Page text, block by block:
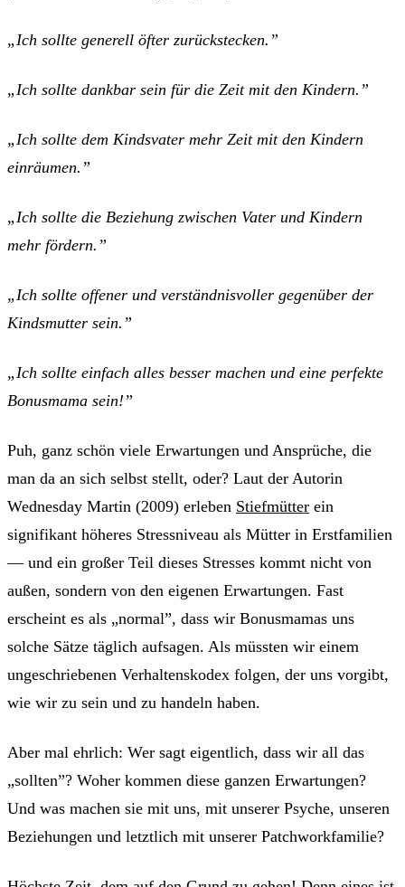
„Ich sollte generell öfter zurückstecken.”
„Ich sollte dankbar sein für die Zeit mit den Kindern.”
„Ich sollte dem Kindsvater mehr Zeit mit den Kindern
einräumen.”
„Ich sollte die Beziehung zwischen Vater und Kindern
mehr fördern.”
„Ich sollte offener und verständnisvoller gegenüber der
Kindsmutter sein.”
„Ich sollte einfach alles besser machen und eine perfekte
Bonusmama sein!”
Puh, ganz schön viele Erwartungen und Ansprüche, die
man da an sich selbst stellt, oder? Laut der Autorin
Wednesday Martin (2009) erleben Stiefmütter ein
signifikant höheres Stressniveau als Mütter in Erstfamilien
— und ein großer Teil dieses Stresses kommt nicht von
außen, sondern von den eigenen Erwartungen. Fast
erscheint es als „normal”, dass wir Bonusmamas uns
solche Sätze täglich aufsagen. Als müssten wir einem
ungeschriebenen Verhaltenskodex folgen, der uns vorgibt,
wie wir zu sein und zu handeln haben.
Aber mal ehrlich: Wer sagt eigentlich, dass wir all das
„sollten”? Woher kommen diese ganzen Erwartungen?
Und was machen sie mit uns, mit unserer Psyche, unseren
Beziehungen und letztlich mit unserer Patchworkfamilie?